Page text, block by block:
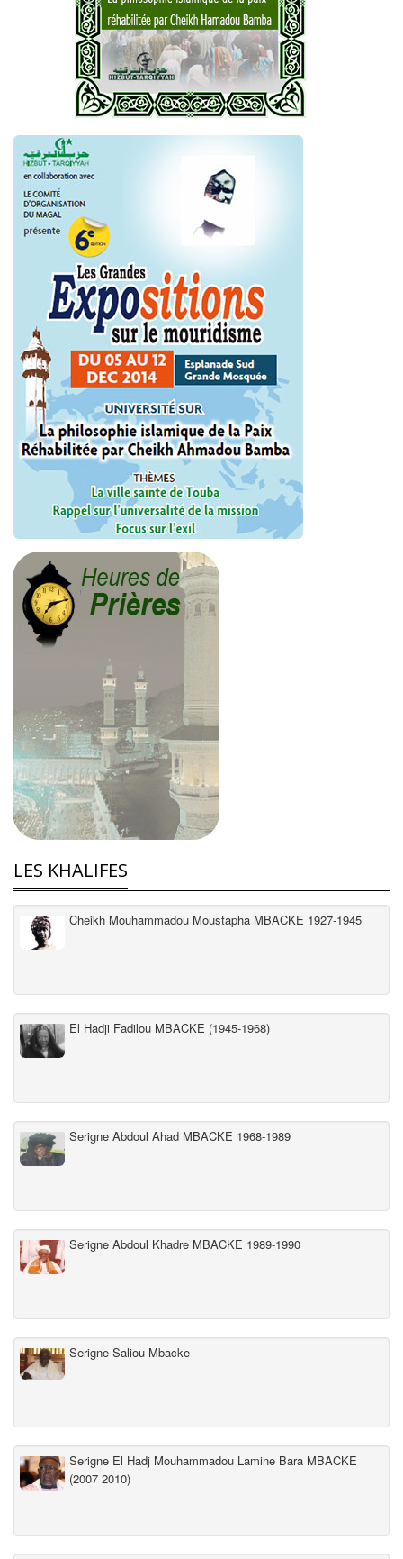
LES KHALIFES
Cheikh Mouhammadou Moustapha MBACKE 1927-1945
El Hadji Fadilou MBACKE (1945-1968)
Serigne Abdoul Ahad MBACKE 1968-1989
Serigne Abdoul Khadre MBACKE 1989-1990
Serigne Saliou Mbacke
Serigne El Hadj Mouhammadou Lamine Bara MBACKE
(2007 2010)